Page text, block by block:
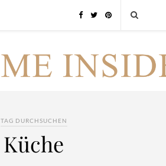
TAG DURCHSUCHEN
Küche